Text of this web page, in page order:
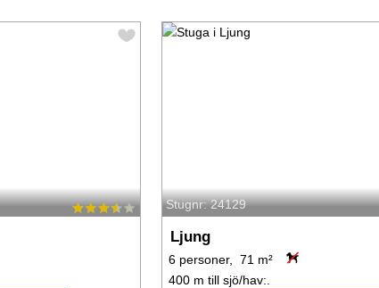
Stugnr: 24129
Ljung
6 personer, 71 m²
400 m till sjö/hav:.